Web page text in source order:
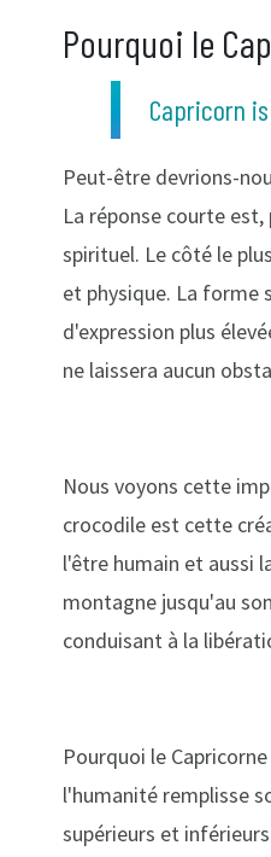
Pourquoi le
Capricorn
Peut-être devrions-
La réponse courte
spirituel. Le côté le
et physique. La forme
d'expression plus
ne laissera aucun
Nous voyons cette
crocodile est cette
l'être humain et aussi
montagne jusqu'au
conduisant à la
Pourquoi le
l'humanité remplisse
supérieurs et